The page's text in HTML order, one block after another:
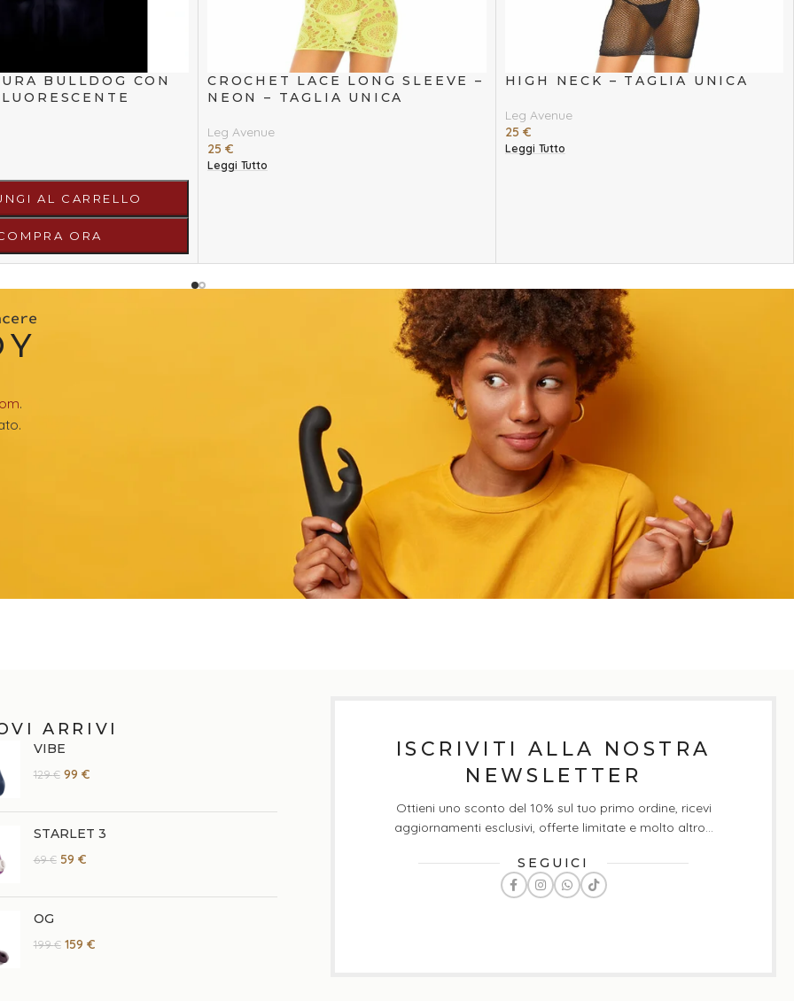
BULLDOG CON
AL CARRELLO
ORA
CROCHET LACE LONG SLEEVE –
NEON – TAGLIA UNICA
Leg Avenue
25 €
Leggi Tutto
HIGH NECK – TAGLIA UNICA
Leg Avenue
25 €
Leggi Tutto
.
ARRIVI
VIBE
129€ 99 €
STARLET 3
69€ 59 €
OG
199€ 159 €
ISCRIVITI ALLA NOSTRA
NEWSLETTER
Ottieni uno sconto del 10% sul tuo primo ordine, ricevi
aggiornamenti esclusivi, offerte limitate e molto altro...
SEGUICI